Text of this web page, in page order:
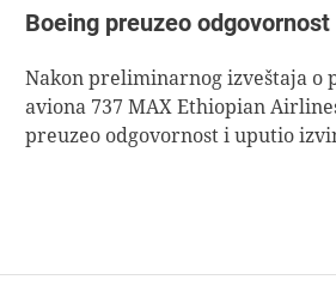
Boeing preuzeo odgovornost
Nakon preliminarnog izveštaja o
aviona 737 MAX Ethiopian
preuzeo odgovornost i uputio